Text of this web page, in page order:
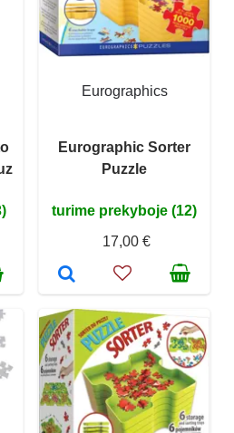
Eurographics
Eurographic Sorter
Puzzle
turime prekyboje (12)
17,00 €